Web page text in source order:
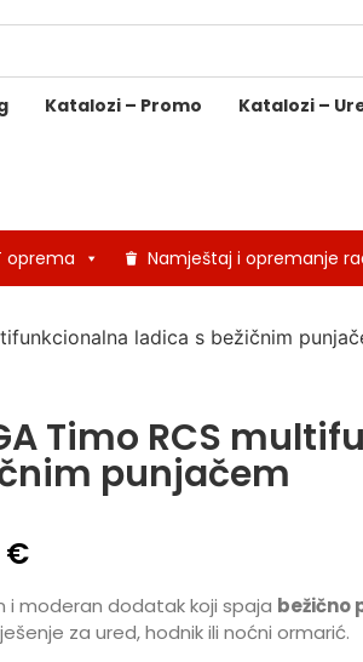
Katalozi – Promo Katalozi –
oprema Namještaj i opremanje
ladica s bežičnim
Timo RCS
punjačem
€
i moderan dodatak koji spaja bežično
za ured, hodnik ili noćni ormarić.